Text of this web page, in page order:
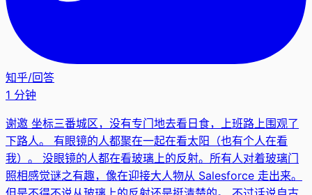
知乎/回答
1 分钟
谢邀 坐标三番城区，没有专门地去看日食，上班路上围观了
下路人。 有眼镜的人都聚在一起在看太阳（也有个人在看
我）。 没眼镜的人都在看玻璃上的反射。所有人对着玻璃门
照相感觉谜之有趣，像在迎接大人物从 Salesforce 走出来。